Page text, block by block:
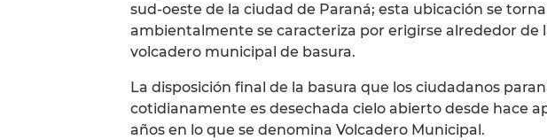
sud-oeste de la ciudad de Paraná; esta ubicación se
ambientalmente se caracteriza por erigirse alrededor de
volcadero municipal de basura.
La disposición final de la basura que los ciudadanos
cotidianamente es desechada cielo abierto desde hace
años en lo que se denomina Volcadero Municipal.